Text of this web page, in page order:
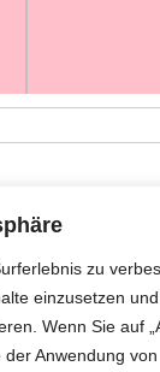
zu
einzusetzen und
Wenn Sie auf
Anwendung von